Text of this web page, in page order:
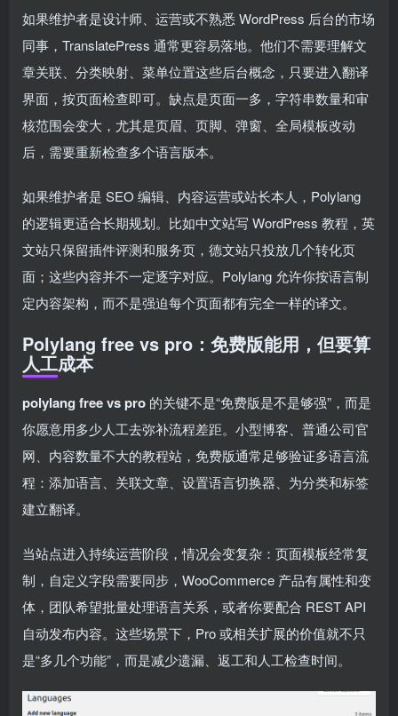
如果维护者是设计师、运营或不熟悉 WordPress 后台的市场
同事，TranslatePress 通常更容易落地。他们不需要理解文
章关联、分类映射、菜单位置这些后台概念，只要进入翻译
界面，按页面检查即可。缺点是页面一多，字符串数量和审
核范围会变大，尤其是页眉、页脚、弹窗、全局模板改动
后，需要重新检查多个语言版本。
如果维护者是 SEO 编辑、内容运营或站长本人，Polylang
的逻辑更适合长期规划。比如中文站写 WordPress 教程，英
文站只保留插件评测和服务页，德文站只投放几个转化页
面；这些内容并不一定逐字对应。Polylang 允许你按语言制
定内容架构，而不是强迫每个页面都有完全一样的译文。
Polylang free vs pro：免费版能用，但要算
人工成本
polylang free vs pro 的关键不是“免费版是不是够强”，而是
你愿意用多少人工去弥补流程差距。小型博客、普通公司官
网、内容数量不大的教程站，免费版通常足够验证多语言流
程：添加语言、关联文章、设置语言切换器、为分类和标签
建立翻译。
当站点进入持续运营阶段，情况会变复杂：页面模板经常复
制，自定义字段需要同步，WooCommerce 产品有属性和变
体，团队希望批量处理语言关系，或者你要配合 REST API
自动发布内容。这些场景下，Pro 或相关扩展的价值就不只
是“多几个功能”，而是减少遗漏、返工和人工检查时间。